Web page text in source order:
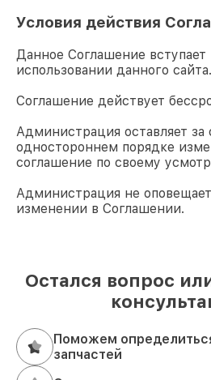
Условия действия
Данное Соглашение
использовании данного сайта.
Соглашение действует
Администрация оставляет за
одностороннем порядке
соглашение по своему
Администрация не
изменении в Соглашении.
Остался вопрос
Поможем
запчастей